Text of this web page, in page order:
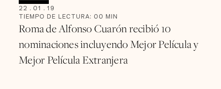
22 . 01 . 19
TIEMPO DE LECTURA: 00 MIN
Roma de Alfonso Cuarón recibió 10
nominaciones incluyendo Mejor Película y
Mejor Película Extranjera